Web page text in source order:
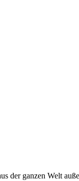
der ganzen Welt